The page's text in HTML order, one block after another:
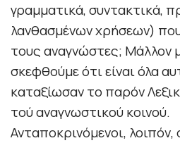
γραμματικά, συντακτικά,
λανθασμένων χρήσεων)
τους αναγνώστες; Μάλλον
σκεφθούμε ότι είναι όλα
καταξίωσαν το παρόν
τού αναγνωστικού κοινού.
Ανταποκρινόμενοι,